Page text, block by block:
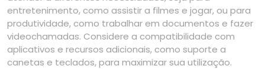
entretenimento, como assistir a filmes e jogar, ou para
produtividade, como trabalhar em documentos e fazer
videochamadas. Considere a compatibilidade com
aplicativos e recursos adicionais, como suporte a
canetas e teclados, para maximizar sua utilização.